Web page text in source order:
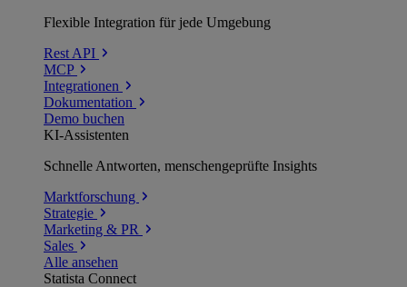
Flexible Integration für jede Umgebung
Rest API
MCP
Integrationen
Dokumentation
Demo buchen
KI-Assistenten
Schnelle Antworten, menschengeprüfte Insights
Marktforschung
Strategie
Marketing & PR
Sales
Alle ansehen
Statista Connect